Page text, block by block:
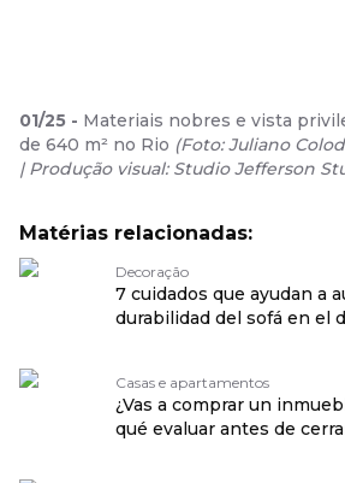
01/25 - Materiais nobres e vista
de 640 m² no Rio (Foto: Juliano
| Produção visual: Studio Jefferson
Matérias relacionadas:
Decoração
7 cuidados que ayudan a
durabilidad del sofá en el
Casas e apartamentos
¿Vas a comprar un
qué evaluar antes de